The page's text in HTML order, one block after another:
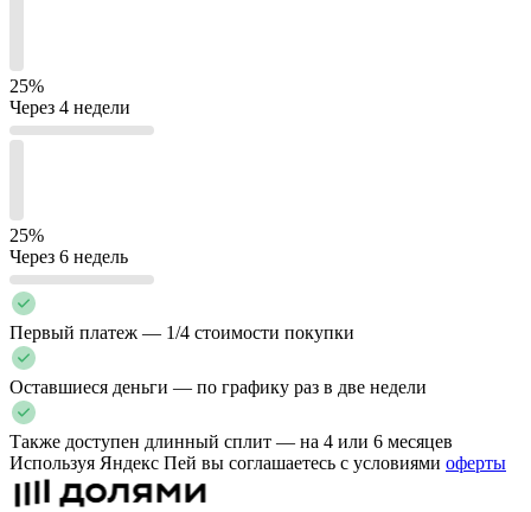
25%
Через 4 недели
25%
Через 6 недель
Первый платеж — 1/4 стоимости покупки
Оставшиеся деньги — по графику раз в две недели
Также доступен длинный сплит — на 4 или 6 месяцев
Используя Яндекс Пей вы соглашаетесь с условиями оферты